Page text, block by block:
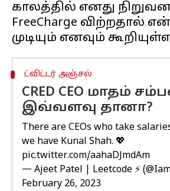
காலத்தில் எனது
FreeCharge விற்றதால்
ட்விட்டர் அஞ்சல்
CRED CEO மாதம்
இவ்வளவு தானா?
There are CEOs who take
we have Kunal Shah. 💖
pic.twitter.com/aahaDJmdAm
— Ajeet Patel | Leetcode ⚡
February 26, 2023